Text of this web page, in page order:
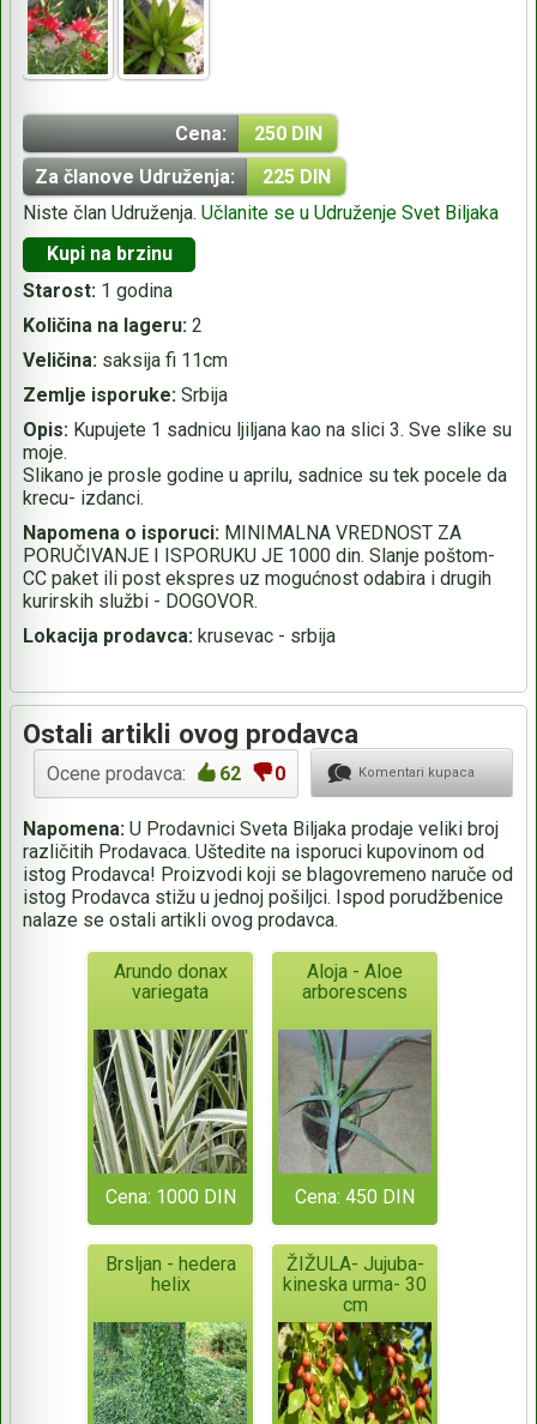
Cena:
250 DIN
Za članove Udruženja:
225 DIN
Niste član Udruženja. Učlanite se u Udruženje Svet Biljaka
Kupi na brzinu
Starost: 1 godina
Količina na lageru: 2
Veličina: saksija fi 11cm
Zemlje isporuke: Srbija
Opis: Kupujete 1 sadnicu ljiljana kao na slici 3. Sve slike su
moje.
Slikano je prosle godine u aprilu, sadnice su tek pocele da
krecu- izdanci.
Napomena o isporuci: MINIMALNA VREDNOST ZA
PORUČIVANJE I ISPORUKU JE 1000 din. Slanje poštom-
CC paket ili post ekspres uz mogućnost odabira i drugih
kurirskih službi - DOGOVOR.
Lokacija prodavca: krusevac - srbija
Ostali artikli ovog prodavca
Ocene prodavca: 62 0 Komentari kupaca
Napomena: U Prodavnici Sveta Biljaka prodaje veliki broj
različitih Prodavaca. Uštedite na isporuci kupovinom od
istog Prodavca! Proizvodi koji se blagovremeno naruče od
istog Prodavca stižu u jednoj pošiljci. Ispod porudžbenice
nalaze se ostali artikli ovog prodavca.
Arundo donax
variegata
Cena: 1000 DIN
Aloja - Aloe
arborescens
Cena: 450 DIN
Brsljan - hedera
helix
ŽIŽULA- Jujuba-
kineska urma- 30
cm